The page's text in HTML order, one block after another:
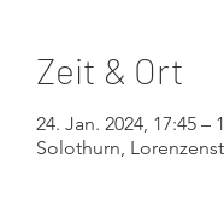
Zeit & Ort
24. Jan. 2024, 17:45 –
Solothurn,